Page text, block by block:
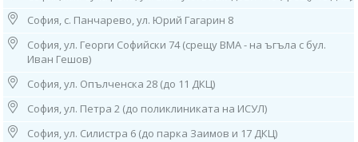
BRAF инхибиторите могат да блокират сигналния път и по този начин
да индуцират апоптоза на туморни клетки.
Колко надежден е тестът ColoAlert?
Анализирайки тези биомаркери, ColoAlert постига чувствителност от
85 % и специфичност от 92 %. Както при всяка диагностична
процедура, могат да се появят както фалшиво отрицателни, така и
фалшиво положителни резултати от теста.
София, с. Панчарево, ул. Юрий Гагарин 8
София, ул. Георги Софийски 74 (срещу ВМА - на ъгъла с бул.
Иван Гешов)
София, ул. Опълченска 28 (до 11 ДКЦ)
София, ул. Петра 2 (до поликлиниката на ИСУЛ)
София, ул. Силистра 6 (до парка Заимов и 17 ДКЦ)